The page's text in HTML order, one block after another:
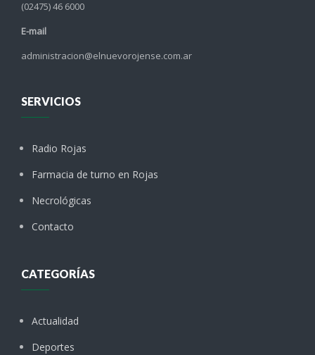
(02475) 46 6000
E-mail
administracion@elnuevorojense.com.ar
SERVICIOS
Radio Rojas
Farmacia de turno en Rojas
Necrológicas
Contacto
CATEGORÍAS
Actualidad
Deportes